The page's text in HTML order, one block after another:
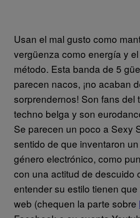
Usan el mal gusto como
vergüenza como energía y
método. Esta banda de 5
parecen nacos, ¡no acaban
sorprendernos! Son fans del
techno belga y son
Se parecen un poco a Sexy
sentido de que inventaron
género electrónico, como
con una actitud de descuido
entender su estilo tienen
web (chequen la parte sobre